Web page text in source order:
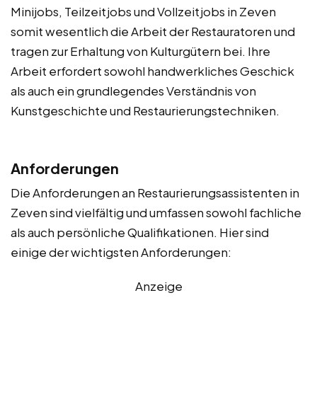
Minijobs, Teilzeitjobs und Vollzeitjobs in Zeven
somit wesentlich die Arbeit der Restauratoren und
tragen zur Erhaltung von Kulturgütern bei. Ihre
Arbeit erfordert sowohl handwerkliches Geschick
als auch ein grundlegendes Verständnis von
Kunstgeschichte und Restaurierungstechniken.
Anforderungen
Die Anforderungen an Restaurierungsassistenten in
Zeven sind vielfältig und umfassen sowohl fachliche
als auch persönliche Qualifikationen. Hier sind
einige der wichtigsten Anforderungen:
Anzeige